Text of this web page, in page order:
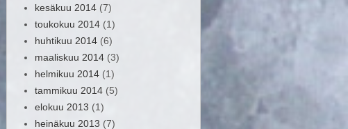
kesäkuu 2014 (7)
toukokuu 2014 (1)
huhtikuu 2014 (6)
maaliskuu 2014 (3)
helmikuu 2014 (1)
tammikuu 2014 (5)
elokuu 2013 (1)
heinäkuu 2013 (7)